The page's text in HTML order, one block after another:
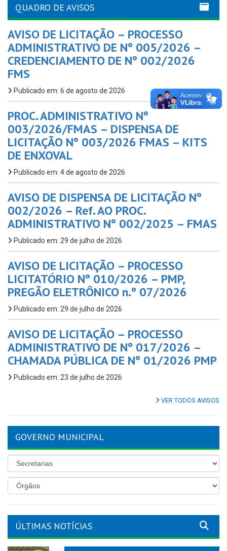
QUADRO DE AVISOS
AVISO DE LICITAÇÃO – PROCESSO
ADMINISTRATIVO DE Nº 005/2026 –
CREDENCIAMENTO DE Nº 002/2026
FMS
Publicado em: 6 de agosto de 2026
PROC. ADMINISTRATIVO Nº
003/2026/FMAS – DISPENSA DE
LICITAÇÃO Nº 003/2026 FMAS – KITS
DE ENXOVAL
Publicado em: 4 de agosto de 2026
AVISO DE DISPENSA DE LICITAÇÃO Nº
002/2026 – Ref. AO PROC.
ADMINISTRATIVO Nº 002/2025 – FMAS
Publicado em: 29 de julho de 2026
AVISO DE LICITAÇÃO – PROCESSO
LICITATÓRIO Nº 010/2026 – PMP,
PREGÃO ELETRÔNICO n.º 07/2026
Publicado em: 29 de julho de 2026
AVISO DE LICITAÇÃO – PROCESSO
ADMINISTRATIVO DE Nº 017/2026 –
CHAMADA PÚBLICA DE Nº 01/2026 PMP
Publicado em: 23 de julho de 2026
VER TODOS AVISOS
GOVERNO MUNICIPAL
ÚLTIMAS NOTÍCIAS